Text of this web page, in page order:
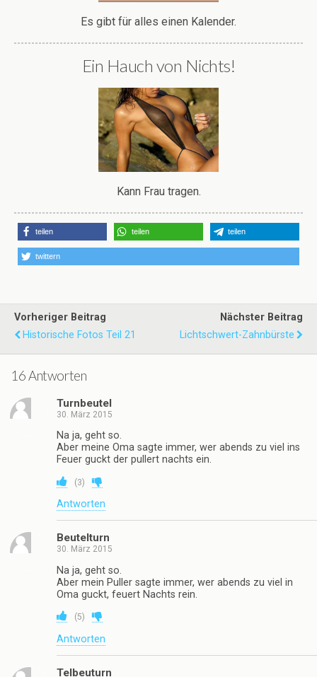
Es gibt für alles einen Kalender.
Ein Hauch von Nichts!
Kann Frau tragen.
teilen teilen teilen
twittern
Vorheriger Beitrag
Historische Fotos Teil 21
Nächster Beitrag
Lichtschwert-Zahnbürste
16 Antworten
Turnbeutel
30. März 2015
Na ja, geht so.
Aber meine Oma sagte immer, wer abends zu viel ins
Feuer guckt der pullert nachts ein.
(3)
Antworten
Beutelturn
30. März 2015
Na ja, geht so.
Aber mein Puller sagte immer, wer abends zu viel in
Oma guckt, feuert Nachts rein.
(5)
Antworten
Telbeuturn